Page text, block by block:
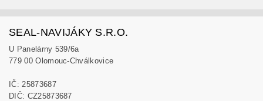
SEAL-NAVIJÁKY S.R.O.
U Panelárny 539/6a
779 00 Olomouc-Chválkovice
IČ: 25873687
DIČ: CZ25873687